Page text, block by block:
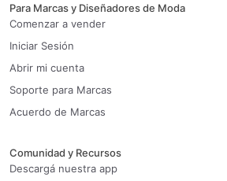
Para Marcas y Diseñadores de Moda
Comenzar a vender
Iniciar Sesión
Abrir mi cuenta
Soporte para Marcas
Acuerdo de Marcas
Comunidad y Recursos
Descargá nuestra app